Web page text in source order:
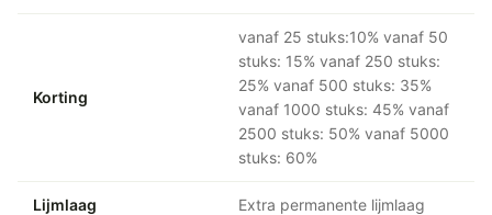
Korting
vanaf 25 stuks:10% vanaf 50
stuks: 15% vanaf 250 stuks:
25% vanaf 500 stuks: 35%
vanaf 1000 stuks: 45% vanaf
2500 stuks: 50% vanaf 5000
stuks: 60%
Lijmlaag Extra permanente lijmlaag